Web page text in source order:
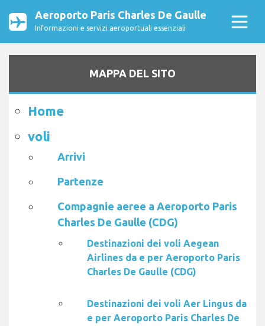
Aeroporto Paris Charles De Gaulle
Informazioni e servizi aeroportuali essenziali
MAPPA DEL SITO
Home
voli
Arrivi
Partenze
Compagnie aeree a Aeroporto Paris
Charles De Gaulle (CDG)
Destinazioni dei voli Aegean
Airlines da e per Aeroporto Paris
Charles De Gaulle (CDG)
Destinazioni dei voli Aer Lingus da
e per Aeroporto Paris Charles De